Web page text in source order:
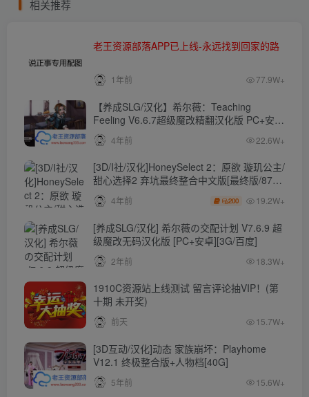
相关推荐
老王资源部落APP已上线-永远找到回家的路
1年前 77.9W+
【养成SLG/汉化】希尔薇：Teaching
Feeling V6.6.7超级魔改精翻汉化版 PC+安卓
【4.3G】
4年前 22.6W+
[3D/I社/汉化]HoneySelect 2：原欲 璇玑公主/
甜心选择2 弃坑最终整合中文版[最终版/87G/
秒传]
4年前 200 19.2W+
[养成SLG/汉化] 希尔薇の交配计划 V7.6.9 超
级魔改无码汉化版 [PC+安卓][3G/百度]
2年前 18.3W+
1910C资源站上线测试 留言评论抽VIP！(第
十期 未开奖)
前天 15.7W+
[3D互动/汉化]动态 家族崩坏：Playhome
V12.1 终极整合版+人物档[40G]
5年前 15.6W+